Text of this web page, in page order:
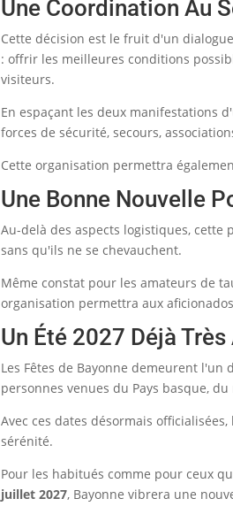
Une Coordination Au
Cette décision est le fruit d'un
: offrir les meilleures conditions
visiteurs.
En espaçant les deux manifestations
forces de sécurité, secours,
Cette organisation permettra
Une Bonne Nouvelle
Au-delà des aspects logistiques,
sans qu'ils ne se chevauchent.
Même constat pour les amateurs de
organisation permettra aux
Un Été 2027 Déjà
Les Fêtes de Bayonne demeurent
personnes venues du Pays basque,
Avec ces dates désormais
sérénité.
Pour les habitués comme pour ceux
juillet 2027, Bayonne vibrera une